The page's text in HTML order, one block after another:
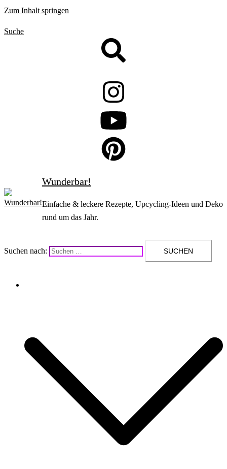
Zum Inhalt springen
Suche
Wunderbar!
Einfache & leckere Rezepte, Upcycling-Ideen und Deko
rund um das Jahr.
Suchen nach: